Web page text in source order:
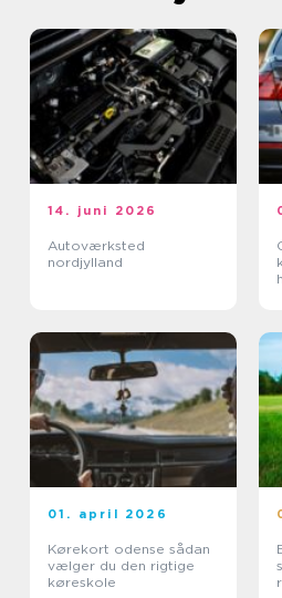
14. juni 2026
Autoværksted
nordjylland
01. april 2026
Kørekort odense sådan
vælger du den rigtige
køreskole